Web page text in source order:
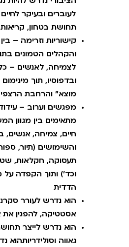
לעוברים ובעיקר
תחושת בטחון,
קישוריות וזרימה – בין
והקהלים הטמונים
לצמיחה, לאנשים –
ובדפוסיו, תוך
מוצא" והרחבת
מפגשים וערוב –
מתאימים בין מגוון
חיים, צמיחה, אנשים,
והשימושים (תיור,
תעסוקה, חקלאות,
וכד') ותוך הקפדה על
הדדית
הוא נדרש לעורר
אסטטיקה, להפגין את
הוא נדרש לייצר
גאווה וסולידריותהוא